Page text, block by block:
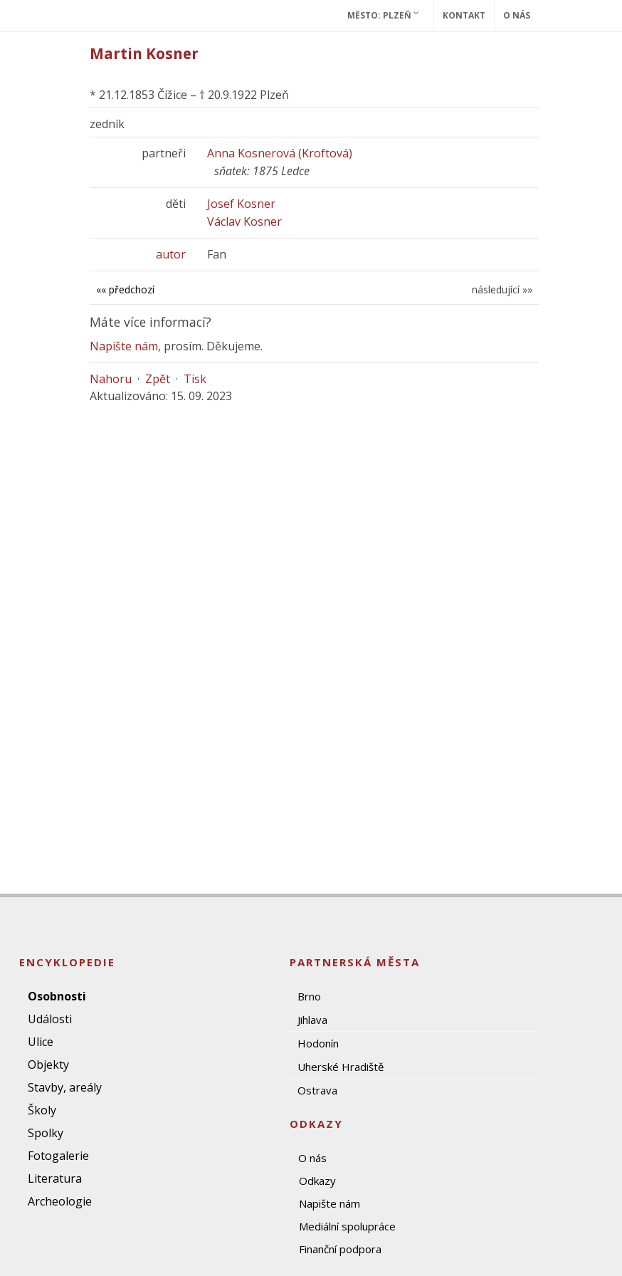
MĚSTO: PLZEŇ KONTAKT O NÁS
Martin Kosner
* 21.12.1853 Čížice – † 20.9.1922 Plzeň
zedník
partneři
Anna Kosnerová (Kroftová)
sňatek: 1875 Ledce
děti
Josef Kosner
Václav Kosner
autor Fan
následující »»
«« předchozí
Máte více informací?
Napište nám, prosím. Děkujeme.
Nahoru · Zpět · Tisk
Aktualizováno: 15. 09. 2023
ENCYKLOPEDIE
Osobnosti
Události
Ulice
Objekty
Stavby, areály
Školy
Spolky
Fotogalerie
Literatura
Archeologie
PARTNERSKÁ MĚSTA
Brno
Jihlava
Hodonín
Uherské Hradiště
Ostrava
ODKAZY
O nás
Odkazy
Napište nám
Mediální spolupráce
Finanční podpora